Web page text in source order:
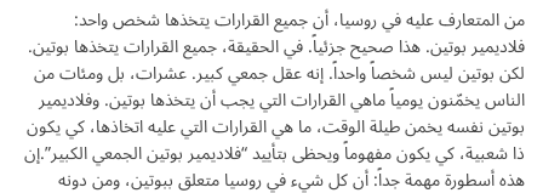
من المتعارف عليه في روسيا، أن جميع القرارات يتخذها شخص واحد:
فلاديمير بوتين. هذا صحيح جزئياً. في الحقيقة، جميع القرارات يتخذها بوتين.
لكن بوتين ليس شخصاً واحداً. إنه عقل جمعي كبير. عشرات، بل ومئات من
الناس يخمّنون يومياً ماهي القرارات التي يجب أن يتخذها بوتين. وفلاديمير
بوتين نفسه يخمن طيلةالوقت، ما هي القرارات التي عليه اتخاذها، كي يكون
ذا شعبية، كي يكون مفهوماً ويحظى بتأييد “فلاديمير بوتين الجمعي الكبير”.إن
هذه أسطورة مهمة جداً: أن كل شيء في روسيا متعلق ببوتين، ومن دونه